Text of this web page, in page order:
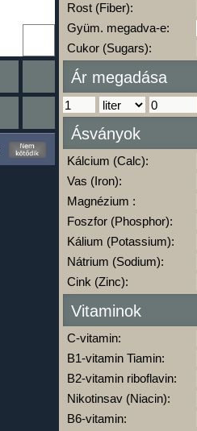
Ha ma már nem eszel/
kattints a kiértékelésre!
A Kalória Szimulátor
-
Rost (Fiber):
Gyüm. megadva-e:
Cukor (Sugars):
Ár megadása
Ásványok
Kálcium (Calc):
Vas (Iron):
Magnézium :
Foszfor (Phosphor):
Kálium (Potassium):
Nátrium (Sodium):
Cink (Zinc):
Vitaminok
C-vitamin:
B1-vitamin Tiamin:
B2-vitamin riboflavin:
Nikotinsav (Niacin):
B6-vitamin: